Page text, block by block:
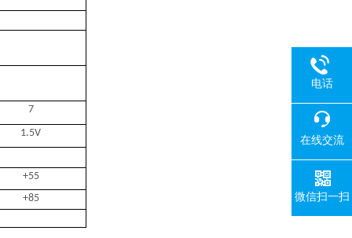
7
1.5V
+55
+85
电话
在线交流
微信扫一扫